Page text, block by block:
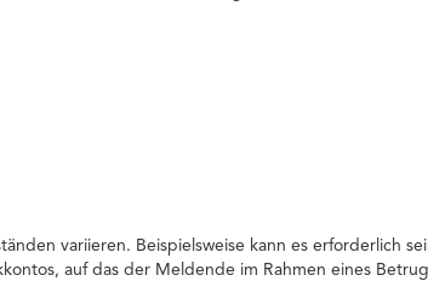
variieren. Beispielsweise kann es erforderlich
auf das der Meldende im Rahmen eines